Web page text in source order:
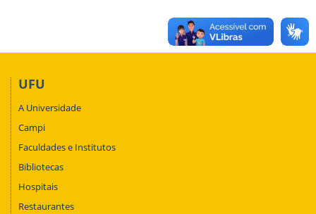
UFU
A Universidade
Campi
Faculdades e Institutos
Bibliotecas
Hospitais
Restaurantes